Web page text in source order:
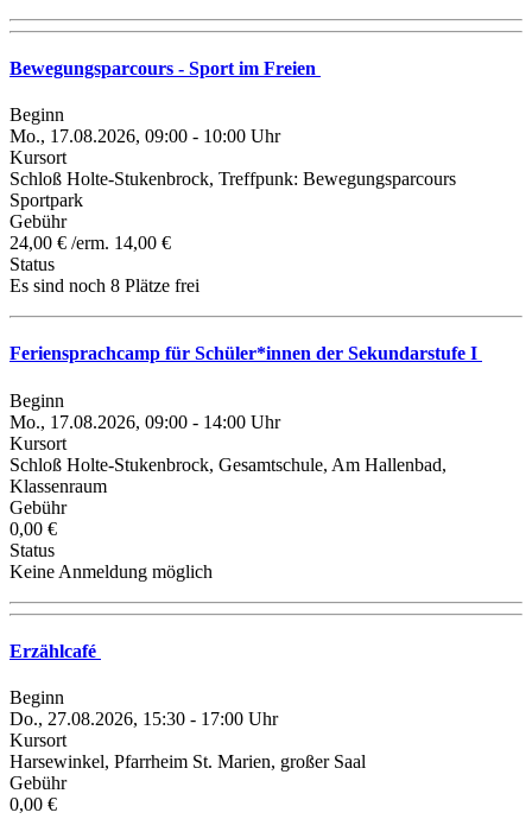
Bewegungsparcours - Sport im Freien
Beginn
Mo., 17.08.2026, 09:00 - 10:00 Uhr
Kursort
Schloß Holte-Stukenbrock, Treffpunk: Bewegungsparcours
Sportpark
Gebühr
24,00 € /erm. 14,00 €
Status
Es sind noch 8 Plätze frei
Feriensprachcamp für Schüler*innen der Sekundarstufe I
Beginn
Mo., 17.08.2026, 09:00 - 14:00 Uhr
Kursort
Schloß Holte-Stukenbrock, Gesamtschule, Am Hallenbad,
Klassenraum
Gebühr
0,00 €
Status
Keine Anmeldung möglich
Erzählcafé
Beginn
Do., 27.08.2026, 15:30 - 17:00 Uhr
Kursort
Harsewinkel, Pfarrheim St. Marien, großer Saal
Gebühr
0,00 €